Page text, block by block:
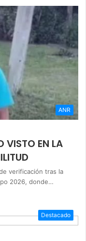
ANR
VISTO EN LA
verificación tras la
2026, donde…
Destacado